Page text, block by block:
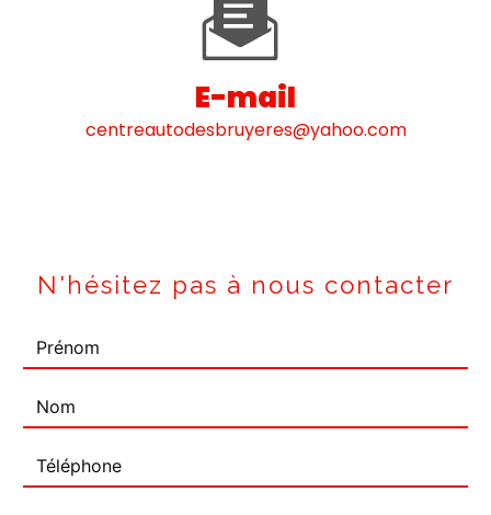
E-mail
centreautodesbruyeres@yahoo.com
N'hésitez pas à nous contacter